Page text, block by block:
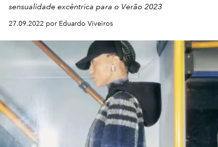
sensualidade excêntrica para o Verão 2023
27.09.2022 por Eduardo Viveiros